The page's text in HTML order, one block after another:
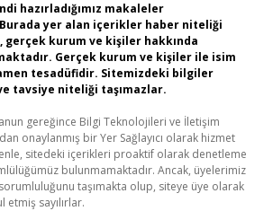
hazırladığımız makaleler
yer alan içerikler haber niteliği
gerçek kurum ve kişiler hakkında
Gerçek kurum ve kişiler ile isim
tesadüfidir. Sitemizdeki bilgiler
tavsiye niteliği taşımazlar.
gereğince Bilgi Teknolojileri ve İletişim
onaylanmış bir Yer Sağlayıcı olarak hizmet
sitedeki içerikleri proaktif olarak denetleme
bulunmamaktadır. Ancak, üyelerimiz
taşımakta olup, siteye üye olarak
sayılırlar.